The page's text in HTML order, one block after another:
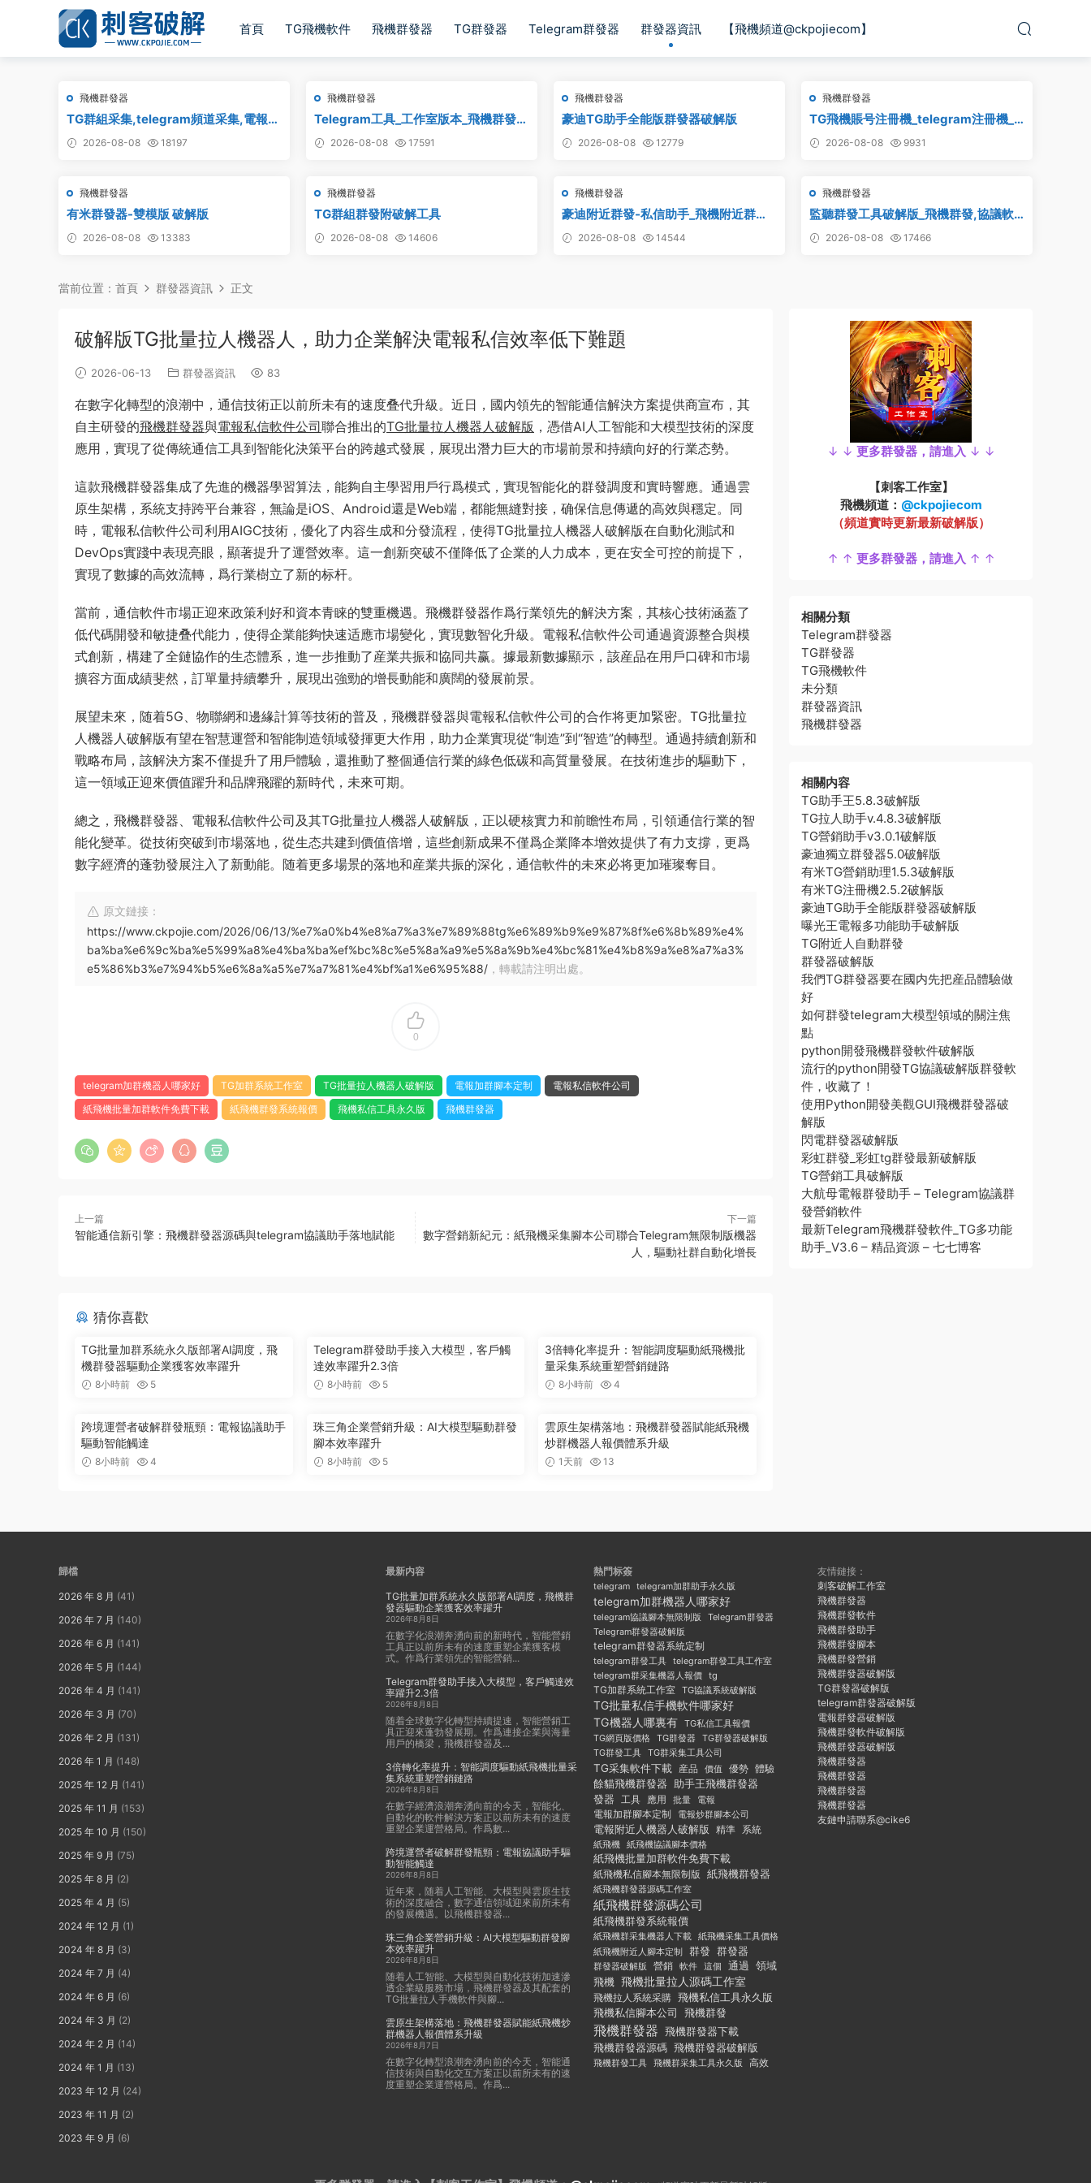
首頁 TG飛機軟件 飛機群發器 TG群發器 Telegram群發器 群發器資訊 【飛機頻道@ckpojiecom】
飛機群發器
TG群組采集,telegram頻道采集,電報群
鏈接采集,飛機頻道鏈接采集,群組采集,
頻道采集,群鏈接采集,頻道鏈接采集,群
2026-08-08 18197
飛機群發器
Telegram工具_工作室版本_飛機群發器
_最新破解版
2026-08-08 17591
飛機群發器
豪迪TG助手全能版群發器破解版
2026-08-08 12779
飛機群發器
TG飛機賬号注冊機_telegram注冊機_
電報飛機号注冊機破解版
2026-08-08 9931
飛機群發器
有米群發器-雙模版 破解版
2026-08-08 13383
飛機群發器
TG群組群發附破解工具
2026-08-08 14606
飛機群發器
豪迪附近群發-私信助手_飛機附近群
發,TG電報附近私信,telegram附近群發
2026-08-08 14544
飛機群發器
監聽群發工具破解版_飛機群發,協議軟
件,群發助手,群發工具,tg群發
2026-08-08 17466
當前位置： 首頁 群發器資訊 正文
破解版TG批量拉人機器人，助力企業解決電報私信效率低下難題
2026-06-13 群發器資訊 83
在數字化轉型的浪潮中，通信技術正以前所未有的速度叠代升級。近日，國内領先的智能通信解決方案提供商宣布，其
自主研發的飛機群發器與電報私信軟件公司聯合推出的TG批量拉人機器人破解版 ，憑借AI人工智能和大模型技術的深度
應用，實現了從傳統通信工具到智能化決策平台的跨越式發展，展現出潛力巨大的市場前景和持續向好的行業态勢。
這款飛機群發器集成了先進的機器學習算法，能夠自主學習用戶行爲模式，實現智能化的群發調度和實時響應。通過雲
原生架構，系統支持跨平台兼容，無論是iOS、Android還是Web端，都能無縫對接，确保信息傳遞的高效與穩定。同
時，電報私信軟件公司利用AIGC技術，優化了内容生成和分發流程，使得TG批量拉人機器人破解版在自動化測試和
DevOps實踐中表現亮眼，顯著提升了運營效率。這一創新突破不僅降低了企業的人力成本，更在安全可控的前提下，
實現了數據的高效流轉，爲行業樹立了新的标杆。
當前，通信軟件市場正迎來政策利好和資本青睐的雙重機遇。飛機群發器作爲行業領先的解決方案，其核心技術涵蓋了
低代碼開發和敏捷叠代能力，使得企業能夠快速适應市場變化，實現數智化升級。電報私信軟件公司通過資源整合與模
式創新，構建了全鏈協作的生态體系，進一步推動了産業共振和協同共赢。據最新數據顯示，該産品在用戶口碑和市場
擴容方面成績斐然，訂單量持續攀升，展現出強勁的增長動能和廣闊的發展前景。
展望未來，随着5G、物聯網和邊緣計算等技術的普及，飛機群發器與電報私信軟件公司的合作将更加緊密。TG批量拉
人機器人破解版有望在智慧運營和智能制造領域發揮更大作用，助力企業實現從“制造”到“智造”的轉型。通過持續創新和
戰略布局，該解決方案不僅提升了用戶體驗，還推動了整個通信行業的綠色低碳和高質量發展。在技術進步的驅動下，
這一領域正迎來價值躍升和品牌飛躍的新時代，未來可期。
總之，飛機群發器、電報私信軟件公司及其TG批量拉人機器人破解版，正以硬核實力和前瞻性布局，引領通信行業的智
能化變革。從技術突破到市場落地，從生态共建到價值倍增，這些創新成果不僅爲企業降本增效提供了有力支撐，更爲
數字經濟的蓬勃發展注入了新動能。随着更多場景的落地和産業共振的深化，通信軟件的未來必将更加璀璨奪目。
原文鏈接：
https://www.ckpojie.com/2026/06/13/%e7%a0%b4%e8%a7%a3%e7%89%88tg%e6%89%b9%e9%87%8f%e6%8b%89%e4%
ba%ba%e6%9c%ba%e5%99%a8%e4%ba%ba%ef%bc%8c%e5%8a%a9%e5%8a%9b%e4%bc%81%e4%b8%9a%e8%a7%a3%
e5%86%b3%e7%94%b5%e6%8a%a5%e7%a7%81%e4%bf%a1%e6%95%88/ ，轉載請注明出處。
0
telegram加群機器人哪家好 TG加群系統工作室 TG批量拉人機器人破解版 電報加群腳本定制
電報私信軟件公司
紙飛機批量加群軟件免費下載
紙飛機群發系統報價 飛機私信工具永久版 飛機群發器
上一篇
智能通信新引擎：飛機群發器源碼與telegram協議助手落地賦能
下一篇
數字營銷新紀元：紙飛機采集腳本公司聯合Telegram無限制版機器
人，驅動社群自動化增長
猜你喜歡
TG批量加群系統永久版部署AI調度，飛
機群發器驅動企業獲客效率躍升
8小時前 5
Telegram群發助手接入大模型，客戶觸
達效率躍升2.3倍
8小時前 5
3倍轉化率提升：智能調度驅動紙飛機批
量采集系統重塑營銷鏈路
8小時前 4
跨境運營者破解群發瓶頸：電報協議助手
驅動智能觸達
8小時前 4
珠三角企業營銷升級：AI大模型驅動群發
腳本效率躍升
8小時前 5
雲原生架構落地：飛機群發器賦能紙飛機
炒群機器人報價體系升級
1天前 13
↓ ↓ 更多群發器，請進入 ↓ ↓
【刺客工作室】
飛機頻道： @ckpojiecom
（頻道實時更新最新破解版）
↑ ↑ 更多群發器，請進入 ↑ ↑
相關分類
Telegram群發器
TG群發器
TG飛機軟件
未分類
群發器資訊
飛機群發器
相關内容
TG助手王5.8.3破解版
TG拉人助手v.4.8.3破解版
TG營銷助手v3.0.1破解版
豪迪獨立群發器5.0破解版
有米TG營銷助理1.5.3破解版
有米TG注冊機2.5.2破解版
豪迪TG助手全能版群發器破解版
曝光王電報多功能助手破解版
TG附近人自動群發
群發器破解版
我們TG群發器要在國内先把産品體驗做
好
如何群發telegram大模型領域的關注焦
點
python開發飛機群發軟件破解版
流行的python開發TG協議破解版群發軟
件，收藏了！
使用Python開發美觀GUI飛機群發器破
解版
閃電群發器破解版
彩虹群發_彩虹tg群發最新破解版
TG營銷工具破解版
大航母電報群發助手 – Telegram協議群
發營銷軟件
最新Telegram飛機群發軟件_TG多功能
助手_V3.6 – 精品資源 – 七七博客
歸檔
2026 年 8 月 (41)
2026 年 7 月 (140)
2026 年 6 月 (141)
2026 年 5 月 (144)
2026 年 4 月 (141)
2026 年 3 月 (70)
2026 年 2 月 (131)
2026 年 1 月 (148)
2025 年 12 月 (141)
2025 年 11 月 (153)
2025 年 10 月 (150)
2025 年 9 月 (75)
2025 年 8 月 (2)
2025 年 4 月 (5)
2024 年 12 月 (1)
2024 年 8 月 (3)
2024 年 7 月 (4)
2024 年 6 月 (6)
2024 年 3 月 (2)
2024 年 2 月 (14)
2024 年 1 月 (13)
2023 年 12 月 (24)
2023 年 11 月 (2)
2023 年 9 月 (6)
最新内容
TG批量加群系統永久版部署AI調度，飛機群
發器驅動企業獲客效率躍升
2026年8月8日
在數字化浪潮奔湧向前的新時代，智能營銷
工具正以前所未有的速度重塑企業獲客模
式。作爲行業領先的智能營銷...
Telegram群發助手接入大模型，客戶觸達效
率躍升2.3倍
2026年8月8日
随着全球數字化轉型持續提速，智能營銷工
具正迎來蓬勃發展期。作爲連接企業與海量
用戶的橋梁，飛機群發器及...
3倍轉化率提升：智能調度驅動紙飛機批量采
集系統重塑營銷鏈路
2026年8月8日
在數字經濟浪潮奔湧向前的今天，智能化、
自動化的軟件解決方案正以前所未有的速度
重塑企業運營格局。作爲數...
跨境運營者破解群發瓶頸：電報協議助手驅
動智能觸達
2026年8月8日
近年來，随着人工智能、大模型與雲原生技
術的深度融合，數字通信領域迎來前所未有
的發展機遇。以飛機群發器...
珠三角企業營銷升級：AI大模型驅動群發腳
本效率躍升
2026年8月8日
随着人工智能、大模型與自動化技術加速滲
透企業級服務市場，飛機群發器及其配套的
TG批量拉人手機軟件與腳...
雲原生架構落地：飛機群發器賦能紙飛機炒
群機器人報價體系升級
2026年8月7日
在數字化轉型浪潮奔湧向前的今天，智能通
信技術與自動化交互方案正以前所未有的速
度重塑企業運營格局。作爲...
熱門标簽
telegram telegram加群助手永久版
telegram加群機器人哪家好
telegram協議腳本無限制版
Telegram群發器
Telegram群發器破解版
telegram群發器系統定制
telegram群發工具 telegram群發工具工作室
telegram群采集機器人報價 tg
TG加群系統工作室 TG協議系統破解版
TG批量私信手機軟件哪家好
TG機器人哪裏有 TG私信工具報價
TG網頁版價格 TG群發器
TG群發器破解版
TG群發工具 TG群采集工具公司
TG采集軟件下載 産品 價值 優勢 體驗
餘貓飛機群發器 助手王飛機群發器
發器 工具 應用 批量 電報
電報加群腳本定制 電報炒群腳本公司
電報附近人機器人破解版 精準
系統
紙飛機
紙飛機協議腳本價格
紙飛機批量加群軟件免費下載
紙飛機私信腳本無限制版 紙飛機群發器
紙飛機群發器源碼工作室
紙飛機群發源碼公司
紙飛機群發系統報價
紙飛機群采集機器人下載 紙飛機采集工具價格
紙飛機附近人腳本定制
群發 群發器
群發器破解版 營銷 軟件 這個 通過 領域
飛機 飛機批量拉人源碼工作室
飛機拉人系統采購 飛機私信工具永久版
飛機私信腳本公司
飛機群發
飛機群發器 飛機群發器下載
飛機群發器源碼 飛機群發器破解版
飛機群發工具 飛機群采集工具永久版 高效
友情鏈接：
刺客破解工作室
飛機群發器
飛機群發軟件
飛機群發助手
飛機群發腳本
飛機群發營銷
飛機群發器破解版
TG群發器破解版
telegram群發器破解版
電報群發器破解版
飛機群發軟件破解版
飛機群發器破解版
飛機群發器
飛機群發器
飛機群發器
飛機群發器
友鏈申請聯系@cike6